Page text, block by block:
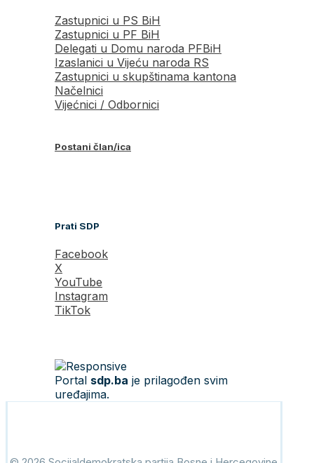
Zastupnici u PS BiH
Zastupnici u PF BiH
Delegati u Domu naroda PFBiH
Izaslanici u Vijeću naroda RS
Zastupnici u skupštinama kantona
Načelnici
Vijećnici / Odbornici
Postani član/ica
Prati SDP
Facebook
X
YouTube
Instagram
TikTok
Portal sdp.ba je prilagođen svim
uređajima.